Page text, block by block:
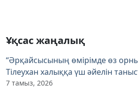
Ұқсас жаңалық
“Әрқайсысының өмірімде өз
Тілеухан халыққа үш әйелін
7 тамыз, 2026